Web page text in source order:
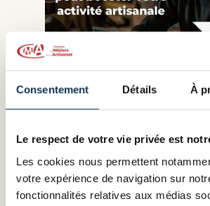
Consentement Détails À
Le respect de votre vie privée est
Les cookies nous permettent
votre expérience de navigation sur
fonctionnalités relatives aux médias
Formez-vous à l’IA
Découvrez notre programme complet
artificielle, spécialement conçu pour les
faire de l’IA un véritable levier de
capable d’optimiser votre organisation
développement de votre entreprise.